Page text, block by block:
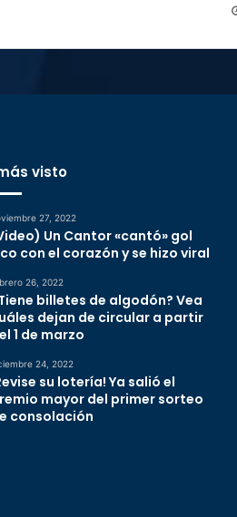
visto
27, 2022
Un Cantor «cantó» gol
con el corazón y se hizo viral
26, 2022
billetes de algodón? Vea
dejan de circular a partir
1 de marzo
24, 2022
su lotería! Ya salió el
mayor del primer sorteo
consolación